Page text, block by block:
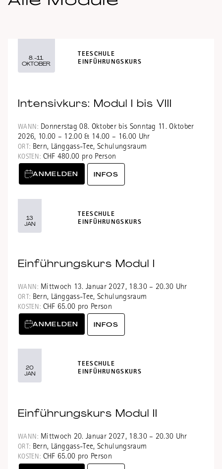
8.-11.
OKTOBER
TEESCHULE
EINFÜHRUNGSKURS
Intensivkurs: Modul I bis VIII
WANN: Donnerstag 08. Oktober bis Sonntag 11. Oktober
2026, 10.00 – 12.00 & 14.00 – 16.00 Uhr
ORT: Bern, Länggass-Tee, Schulungsraum
KOSTEN: CHF 480.00 pro Person
ANMELDEN INFOS
13
JAN
TEESCHULE
EINFÜHRUNGSKURS
Einführungskurs Modul I
WANN: Mittwoch 13. Januar 2027, 18.30 – 20.30 Uhr
ORT: Bern, Länggass-Tee, Schulungsraum
KOSTEN: CHF 65.00 pro Person
ANMELDEN INFOS
20
JAN
TEESCHULE
EINFÜHRUNGSKURS
Einführungskurs Modul II
WANN: Mittwoch 20. Januar 2027, 18.30 – 20.30 Uhr
ORT: Bern, Länggass-Tee, Schulungsraum
KOSTEN: CHF 65.00 pro Person